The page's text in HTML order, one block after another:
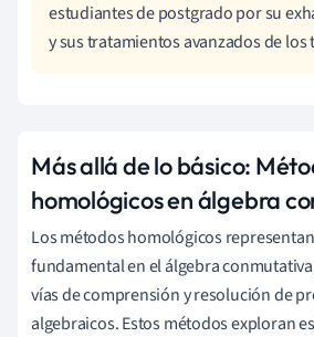
estudiantes de postgrado por su
y sus tratamientos avanzados de los
Más allá de lo básico:
homológicos en álgebra
Los métodos homológicos
fundamental en el álgebra
vías de comprensión y resolución de
algebraicos. Estos métodos exploran